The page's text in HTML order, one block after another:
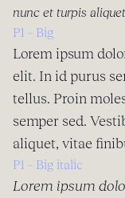
nunc et turpis
P1 – Big
Lorem ipsum
elit. In id purus
tellus. Proin
semper sed.
aliquet, vitae
P1 – Big italic
Lorem ipsum